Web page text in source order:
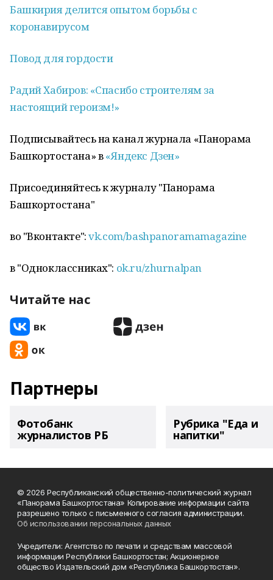
Башкирия делится опытом борьбы с
коронавирусом
Повод для гордости
Радий Хабиров: «Спасибо строителям за
настоящий героизм!»
Подписывайтесь на канал журнала «Панорама
Башкортостана» в«Яндекс Дзен»
Присоединяйтесь к журналу "Панорама
Башкортостана"
во "Вконтакте":vk.com/bashpanoramamagazine
в "Одноклассниках": ok.ru/zhurnalpan
Читайте нас
Партнеры
Фотобанк
журналистов РБ
Рубрика "Еда и
напитки"
© 2026 Республиканский общественно-политический журнал
«Панорама Башкортостана» Копирование информации сайта
разрешено только с письменного согласия администрации.
Об использовании персональных данных
Учредители: Агентство по печати и средствам массовой
информации Республики Башкортостан; Акционерное
общество Издательский дом «Республика Башкортостан».